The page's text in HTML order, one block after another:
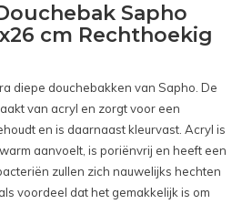
Sapho
cm Rechthoekig
diepe douchebakken van Sapho. De
van acryl en zorgt voor een
en is daarnaast kleurvast. Acryl is
aanvoelt, is poriënvrij en heeft een
zullen zich nauwelijks hechten
voordeel dat het gemakkelijk is om